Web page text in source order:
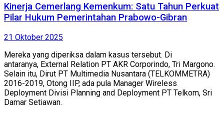
Kinerja Cemerlang Kemenkum: Satu Tahun Perkuat
Pilar Hukum Pemerintahan Prabowo-Gibran
21 Oktober 2025
Mereka yang diperiksa dalam kasus tersebut. Di
antaranya, External Relation PT AKR Corporindo, Tri Margono.
Selain itu, Dirut PT Multimedia Nusantara (TELKOMMETRA)
2016-2019, Otong IIP, ada pula Manager Wireless
Deployment Divisi Planning and Deployment PT Telkom, Sri
Damar Setiawan.